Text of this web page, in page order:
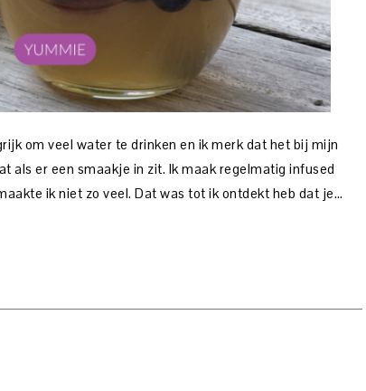
om veel water te drinken en ik merk dat het bij mijn
als er een smaakje in zit. Ik maak regelmatig infused
ik niet zo veel. Dat was tot ik ontdekt heb dat je…